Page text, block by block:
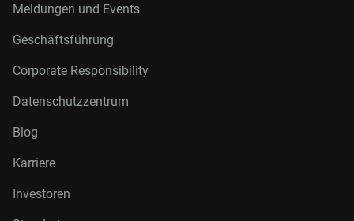
Meldungen und Events
Geschäftsführung
Corporate Responsibility
Datenschutzzentrum
Blog
Karriere
Investoren